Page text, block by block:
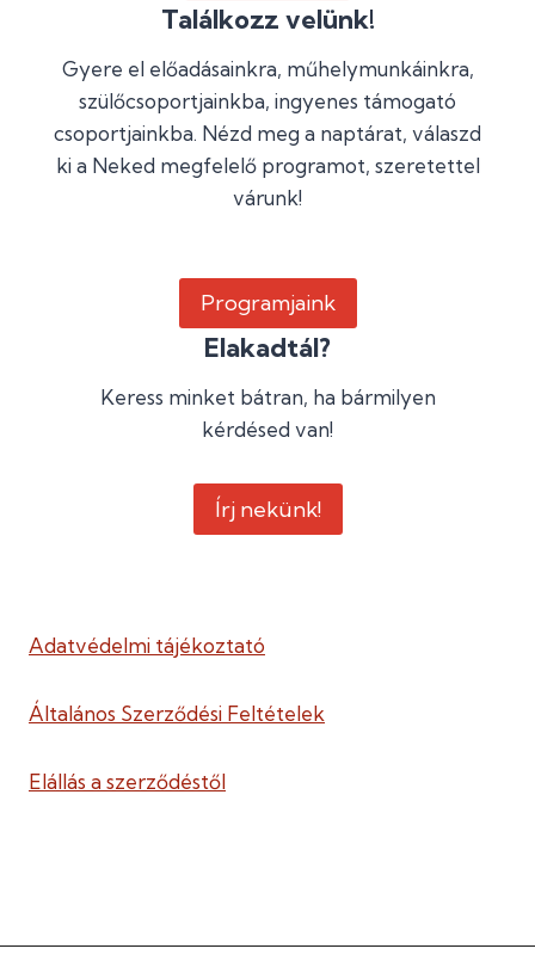
Találkozz velünk!
Gyere el előadásainkra, műhelymunkáinkra,
szülőcsoportjainkba, ingyenes támogató
csoportjainkba. Nézd meg a naptárat, válaszd
ki a Neked megfelelő programot, szeretettel
várunk!
Programjaink
Elakadtál?
Keress minket bátran, ha bármilyen
kérdésed van!
Írj nekünk!
Adatvédelmi tájékoztató
Általános Szerződési Feltételek
Elállás a szerződéstől